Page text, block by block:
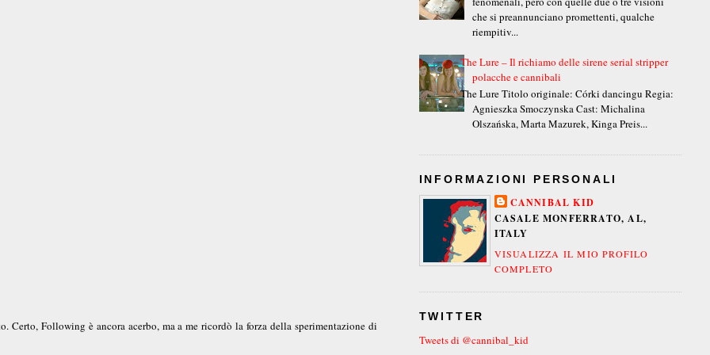
Certo, Following è ancora acerbo, ma a me ricordò la forza della sperimentazione di
che si preannunciano promettenti, qualche
riempitiv...
The Lure – Il richiamo delle sirene serial stripper
polacche e cannibali
The Lure Titolo originale: Córki dancingu Regia:
Agnieszka Smoczynska Cast: Michalina
Olszańska, Marta Mazurek, Kinga Preis...
INFORMAZIONI PERSONALI
CANNIBAL KID
CASALE MONFERRATO, AL,
ITALY
VISUALIZZA IL MIO PROFILO
COMPLETO
TWITTER
Tweets di @cannibal_kid